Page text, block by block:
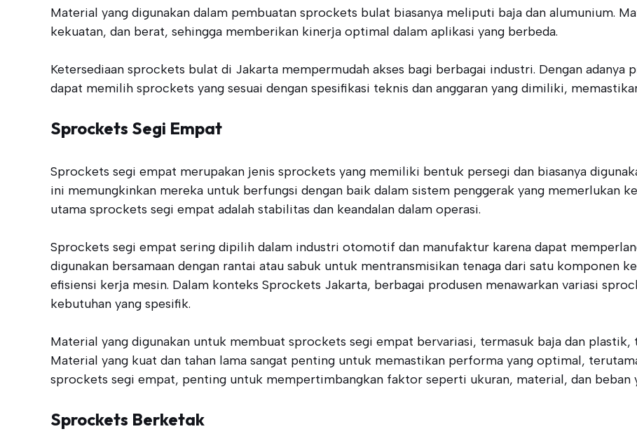
Material yang digunakan dalam pembuatan sprockets bulat biasanya meliputi baja dan alumunium.
kekuatan, dan berat, sehingga memberikan kinerja optimal dalam aplikasi yang berbeda.
Ketersediaan sprockets bulat di Jakarta mempermudah akses bagi berbagai industri. Dengan adanya
dapat memilih sprockets yang sesuai dengan spesifikasi teknis dan anggaran yang dimiliki,
Sprockets Segi Empat
Sprockets segi empat merupakan jenis sprockets yang memiliki bentuk persegi dan biasanya
ini memungkinkan mereka untuk berfungsi dengan baik dalam sistem penggerak yang memerlukan
utama sprockets segi empat adalah stabilitas dan keandalan dalam operasi.
Sprockets segi empat sering dipilih dalam industri otomotif dan manufaktur karena dapat
digunakan bersamaan dengan rantai atau sabuk untuk mentransmisikan tenaga dari satu komponen
efisiensi kerja mesin. Dalam konteks Sprockets Jakarta, berbagai produsen menawarkan variasi
kebutuhan yang spesifik.
Material yang digunakan untuk membuat sprockets segi empat bervariasi, termasuk baja dan plastik,
Material yang kuat dan tahan lama sangat penting untuk memastikan performa yang optimal,
sprockets segi empat, penting untuk mempertimbangkan faktor seperti ukuran, material, dan beban
Sprockets Berketak